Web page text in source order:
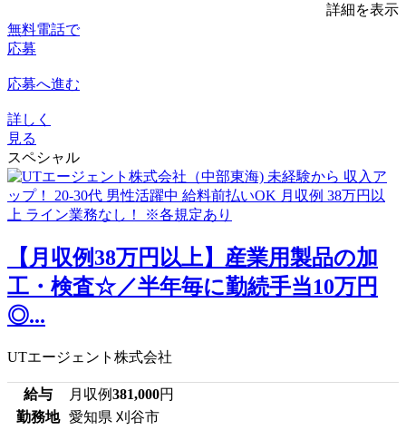
詳細を表示
無料電話で
応募
応募へ進む
詳しく
見る
スペシャル
【月収例38万円以上】産業用製品の加
工・検査☆／半年毎に勤続手当10万円
◎...
UTエージェント株式会社
給与 月収例381,000円
勤務地
愛知県 刈谷市